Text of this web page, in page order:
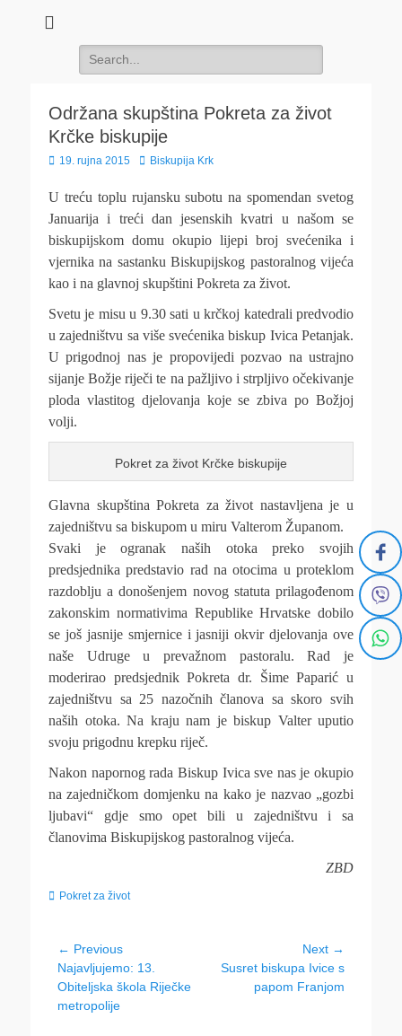
Search
for:
Održana skupština Pokreta za život
Krčke biskupije
Posted
19. rujna 2015 Author
Biskupija Krk
U treću toplu rujansku subotu na spomendan svetog
Januarija i treći dan jesenskih kvatri u našom se
biskupijskom domu okupio lijepi broj svećenika i
vjernika na sastanku Biskupijskog pastoralnog vijeća
kao i na glavnoj skupštini Pokreta za život.
Svetu je misu u 9.30 sati u krčkoj katedrali predvodio
u zajedništvu sa više svećenika biskup Ivica Petanjak.
U prigodnoj nas je propovijedi pozvao na ustrajno
sijanje Božje riječi te na pažljivo i strpljivo očekivanje
ploda vlastitog djelovanja koje se zbiva po Božjoj
volji.
Pokret za život Krčke biskupije
Glavna skupština Pokreta za život nastavljena je u
zajedništvu sa biskupom u miru Valterom Županom.
Svaki je ogranak naših otoka preko svojih
predsjednika predstavio rad na otocima u proteklom
razdoblju a donošenjem novog statuta prilagođenom
zakonskim normativima Republike Hrvatske dobilo
se još jasnije smjernice i jasniji okvir djelovanja ove
naše Udruge u prevažnom pastoralu. Rad je
moderirao predsjednik Pokreta dr. Šime Paparić u
zajedništvu sa 25 nazočnih članova sa skoro svih
naših otoka. Na kraju nam je biskup Valter uputio
svoju prigodnu krepku riječ.
Nakon napornog rada Biskup Ivica sve nas je okupio
na zajedničkom domjenku na kako je nazvao „gozbi
ljubavi“ gdje smo opet bili u zajedništvu i sa
članovima Biskupijskog pastoralnog vijeća.
ZBD
Categories
Pokret za život
Navigacija
objava
← Previous
Previous
post:
Najavljujemo: 13.
Obiteljska škola Riječke
metropolije
Next →
NextSusret biskupa Ivice s
papom Franjom